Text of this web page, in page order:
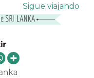
Sigue viajando